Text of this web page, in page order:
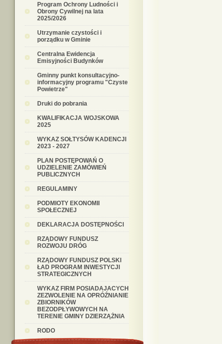
Program Ochrony Ludności i
Obrony Cywilnej na lata
2025/2026
Utrzymanie czystości i
porządku w Gminie
Centralna Ewidencja
Emisyjności Budynków
Gminny punkt konsultacyjno-
informacyjny programu "Czyste
Powietrze"
Druki do pobrania
KWALIFIKACJA WOJSKOWA
2025
WYKAZ SOŁTYSÓW KADENCJI
2023 - 2027
PLAN POSTĘPOWAŃ O
UDZIELENIE ZAMÓWIEŃ
PUBLICZNYCH
REGULAMINY
PODMIOTY EKONOMII
SPOŁECZNEJ
DEKLARACJA DOSTĘPNOŚCI
RZĄDOWY FUNDUSZ
ROZWOJU DRÓG
RZĄDOWY FUNDUSZ POLSKI
ŁAD PROGRAM INWESTYCJI
STRATEGICZNYCH
WYKAZ FIRM POSIADAJACYCH
ZEZWOLENIE NA OPRÓŹNIANIE
ZBIORNIKÓW
BEZODPŁYWOWYCH NA
TERENIE GMINY DZIERZĄŻNIA
RODO